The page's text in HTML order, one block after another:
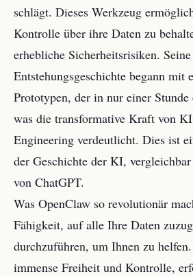
schlägt. Dieses Werkzeug
Kontrolle über ihre Daten zu
erhebliche Sicherheitsrisiken. Seine
Entstehungsgeschichte begann mit
Prototypen, der in nur einer
was die transformative Kraft von
Engineering verdeutlicht. Dies ist
der Geschichte der KI,
von ChatGPT.
Was OpenClaw so revolutionär
Fähigkeit, auf alle Ihre Daten
durchzuführen, um Ihnen zu
immense Freiheit und Kontrolle,